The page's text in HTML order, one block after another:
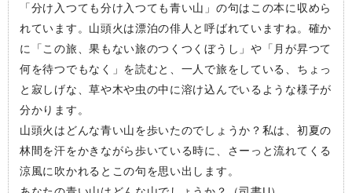
「分け入つても分け入つても青い山」の句はこの本に収めら
れています。山頭火は漂泊の俳人と呼ばれていますね。確か
に「この旅、果もない旅のつくつくぼうし」や「月が昇つて
何を待つでもなく」を読むと、一人で旅をしている、ちょっ
と寂しげな、草や木や虫の中に溶け込んでいるような様子が
分かります。
山頭火はどんな青い山を歩いたのでしょうか？私は、初夏の
林間を汗をかきながら歩いている時に、さーっと流れてくる
涼風に吹かれるとこの句を思い出します。